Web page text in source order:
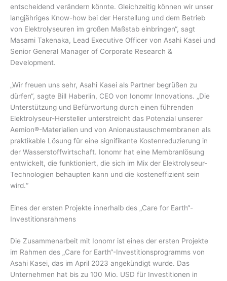
entscheidend verändern könnte. Gleichzeitig können wir unser
langjähriges Know-how bei der Herstellung und dem Betrieb
von Elektrolyseuren im großen Maßstab einbringen“, sagt
Masami Takenaka, Lead Executive Officer von Asahi Kasei und
Senior General Manager of Corporate Research &
Development.
„Wir freuen uns sehr, Asahi Kasei als Partner begrüßen zu
dürfen“, sagte Bill Haberlin, CEO von Ionomr Innovations. „Die
Unterstützung und Befürwortung durch einen führenden
Elektrolyseur-Hersteller unterstreicht das Potenzial unserer
Aemion®-Materialien und von Anionaustauschmembranen als
praktikable Lösung für eine signifikante Kostenreduzierung in
der Wasserstoffwirtschaft. Ionomr hat eine Membranlösung
entwickelt, die funktioniert, die sich im Mix der Elektrolyseur-
Technologien behaupten kann und die kosteneffizient sein
wird.“
Eines der ersten Projekte innerhalb des „Care for Earth“-
Investitionsrahmens
Die Zusammenarbeit mit Ionomr ist eines der ersten Projekte
im Rahmen des „Care for Earth“-Investitionsprogramms von
Asahi Kasei, das im April 2023 angekündigt wurde. Das
Unternehmen hat bis zu 100 Mio. USD für Investitionen in